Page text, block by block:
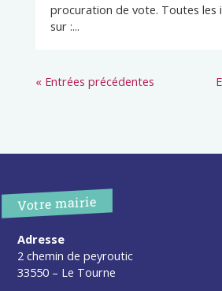
procuration de vote. Toutes les
sur :...
« Entrées précédentes
Votre mairie
Adresse
2 chemin de peyroutic
33550 – Le Tourne